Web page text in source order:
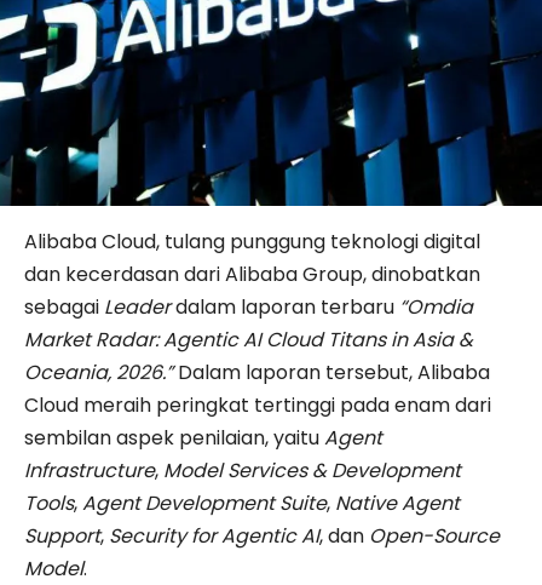
Alibaba Cloud, tulang punggung teknologi digital
dan kecerdasan dari Alibaba Group, dinobatkan
sebagai Leaderdalam laporan terbaru “Omdia
Market Radar: Agentic AI Cloud Titans in Asia &
Oceania, 2026.”Dalam laporan tersebut, Alibaba
Cloud meraih peringkat tertinggi pada enam dari
sembilan aspek penilaian, yaituAgent
Infrastructure, Model Services & Development
Tools,Agent Development Suite, Native Agent
Support, Security for Agentic AI, dan Open-Source
Model.